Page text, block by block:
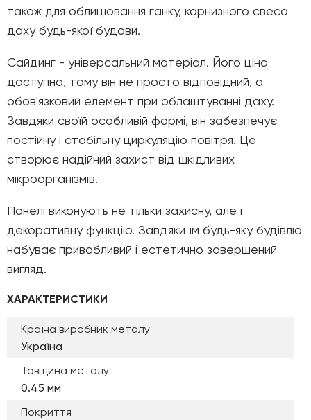
ХАРАКТЕРИСТИКИ
Країна виробник металу
Україна
Товщина металу
0.45 мм
Покриття
також для облицювання ганку, карнизного свеса
даху будь-якої будови.
Сайдинг - універсальний матеріал. Його ціна
доступна, тому він не просто відповідний, а
обов'язковий елемент при облаштуванні даху.
Завдяки своїй особливій формі, він забезпечує
постійну і стабільну циркуляцію повітря. Це
створює надійний захист від шкідливих
мікроорганізмів.
Панелі виконують не тільки захисну, але і
декоративну функцію. Завдяки їм будь-яку будівлю
набуває привабливий і естетично завершений
вигляд.